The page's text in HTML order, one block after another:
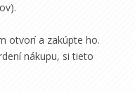
otvorí a zakúpte ho.
nákupu, si tieto